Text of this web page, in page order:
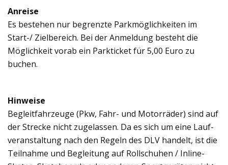
Anreise
Es bestehen nur begrenzte Park­mög­lich­kei­ten im
Start-/ Ziel­be­reich. Bei der Anmel­dung besteht die
Mög­lich­keit vorab ein Park­ti­cket für 5,00 Euro zu
buchen.
Hin­weise
Begleit­fahr­zeuge (Pkw, Fahr- und Motor­rä­der) sind auf
der Stre­cke nicht zuge­las­sen. Da es sich um eine Lauf­
ver­an­stal­tung nach den Regeln des DLV han­delt, ist die
Teil­nahme und Beglei­tung auf Roll­schu­hen / Inline-